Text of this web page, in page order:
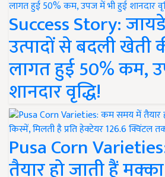
Success Story:
उत्पादों से बदली खेती
लागत हुई 50% कम,
शानदार वृद्धि!
Pusa Corn
तैयार हो जाती हैं